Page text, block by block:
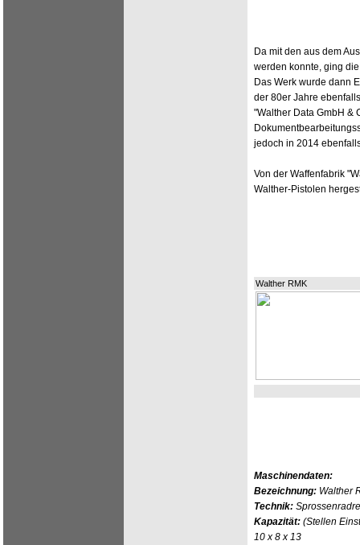
Da mit den aus dem
werden konnte, ging
Das Werk wurde dann
der 80er Jahre
"Walther Data GmbH &
jedoch in 2014
Von der Waffenfabrik
Walther-Pistolen
Walther RMK
Maschinendaten:
Bezeichnung: Walther
Technik:
Kapazität: (Stellen
10 x 8 x 13